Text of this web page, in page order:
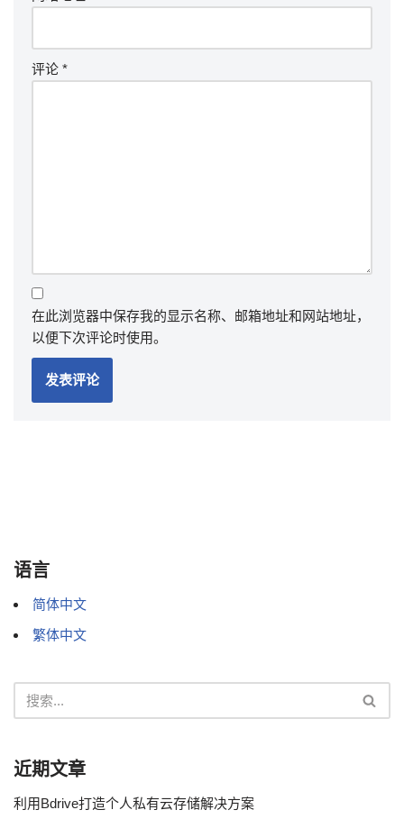
评论 *
在此浏览器中保存我的显示名称、邮箱地址和网站地址，
以便下次评论时使用。
语言
简体中文
繁体中文
近期文章
利用Bdrive打造个人私有云存储解决方案